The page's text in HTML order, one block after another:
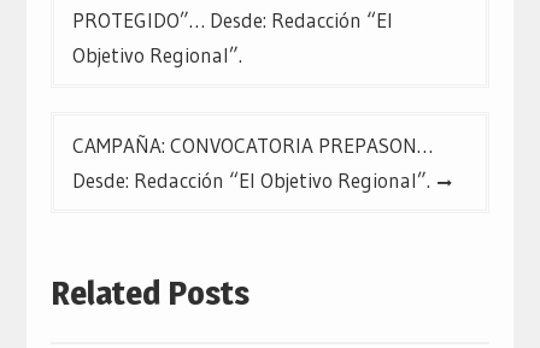
entradas
PROTEGIDO”… Desde: Redacción “El
Objetivo Regional”.
CAMPAÑA: CONVOCATORIA PREPASON…
Desde: Redacción “El Objetivo Regional”.
Related Posts